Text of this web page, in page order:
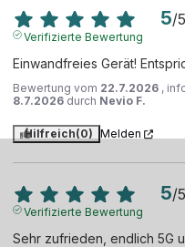
5/5
Verifizierte Bewertung
Einwandfreies Gerät!
Bewertung vom 22.7.2026 ,
8.7.2026 durch Nevio F.
Hilfreich(0) Melden
5/5
Verifizierte Bewertung
Sehr zufrieden, endlich 5G